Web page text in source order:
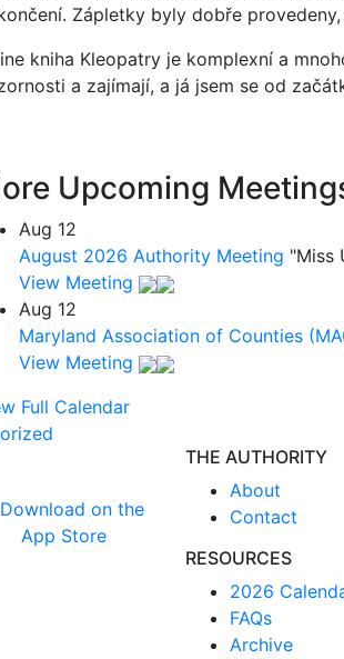
Zápletky byly dobře
kniha Kleopatry je komplexní a
a zajímají, a já jsem se od
Upcoming
Aug 12
August 2026 Authority Meeting "Miss
View Meeting
Aug 12
Maryland Association of Counties
View Meeting
Full Calendar
THE AUTHORITY
About
Contact
RESOURCES
2026
FAQs
Archive